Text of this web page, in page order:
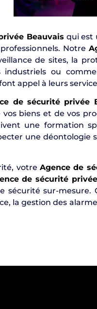
Beauvais qui est
Notre
de sites, la
ou
appel à leurs
de sécurité privée
biens et de vos
une formation
une
votre Agence de
de sécurité
sur-mesure.
la gestion des